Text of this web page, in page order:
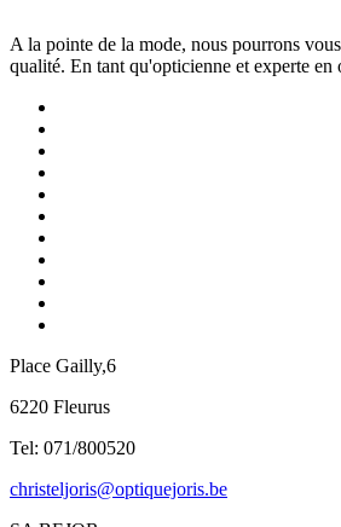
A la pointe de la mode, nous pourrons
qualité. En tant qu'opticienne et experte
Place Gailly,6
6220 Fleurus
Tel: 071/800520
christeljoris@optiquejoris.be